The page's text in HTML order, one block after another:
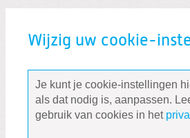
Wijzig uw cookie-
Je kunt je cookie-instellingen
als dat nodig is, aanpassen.
gebruik van cookies in het